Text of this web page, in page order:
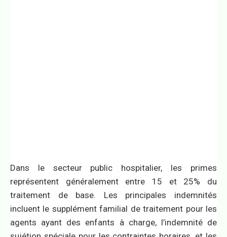
Dans le secteur public hospitalier, les primes
représentent généralement entre 15 et 25% du
traitement de base. Les principales indemnités
incluent le supplément familial de traitement pour les
agents ayant des enfants à charge, l’indemnité de